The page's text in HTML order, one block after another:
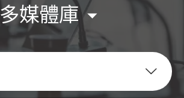
多媒體庫